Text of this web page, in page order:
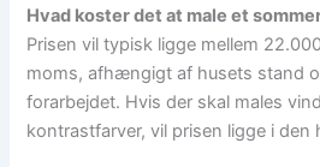
Hvad koster det at male et
Prisen vil typisk ligge mellem
moms, afhængigt af husets stand
forarbejdet. Hvis der skal males
kontrastfarver, vil prisen ligge i den